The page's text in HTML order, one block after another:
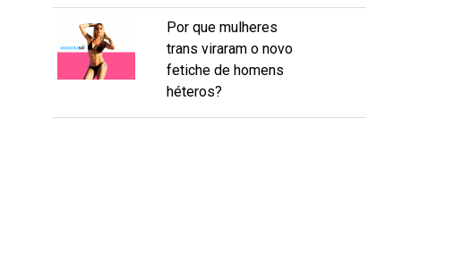
Por que mulheres
trans viraram o novo
fetiche de homens
héteros?